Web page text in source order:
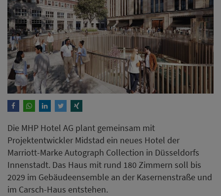
Die MHP Hotel AG plant gemeinsam mit
Projektentwickler Midstad ein neues Hotel der
Marriott-Marke Autograph Collection in Düsseldorfs
Innenstadt. Das Haus mit rund 180 Zimmern soll bis
2029 im Gebäudeensemble an der Kasernenstraße und
im Carsch-Haus entstehen.